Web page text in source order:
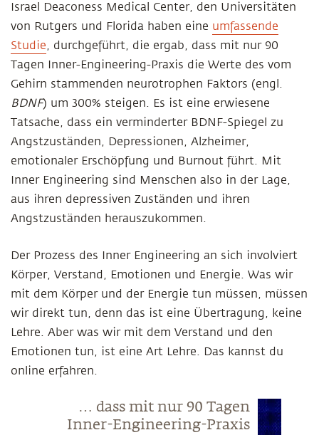
Israel Deaconess Medical Center, den Universitäten
von Rutgers und Florida haben eine umfassende
Studie, durchgeführt, die ergab, dass mit nur 90
Tagen Inner-Engineering-Praxis die Werte des vom
Gehirn stammenden neurotrophen Faktors (engl.
BDNF) um 300% steigen. Es ist eine erwiesene
Tatsache, dass ein verminderter BDNF-Spiegel zu
Angstzuständen, Depressionen, Alzheimer,
emotionaler Erschöpfung und Burnout führt. Mit
Inner Engineering sind Menschen also in der Lage,
aus ihren depressiven Zuständen und ihren
Angstzuständen herauszukommen.
Der Prozess des Inner Engineering an sich involviert
Körper, Verstand, Emotionen und Energie. Was wir
mit dem Körper und der Energie tun müssen, müssen
wir direkt tun, denn das ist eine Übertragung, keine
Lehre. Aber was wir mit dem Verstand und den
Emotionen tun, ist eine Art Lehre. Das kannst du
online erfahren.
… dass mit nur 90 Tagen
Inner-Engineering-Praxis